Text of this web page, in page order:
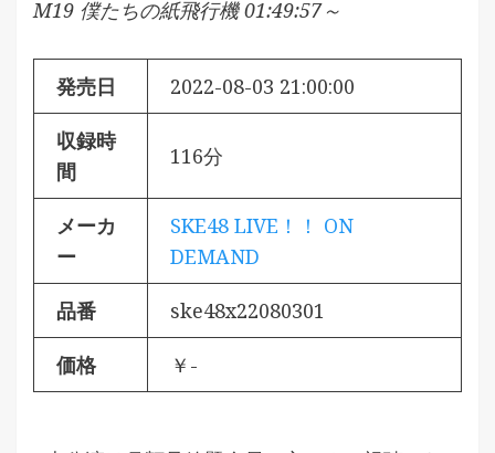
M19 僕たちの紙飛行機 01:49:57～
発売日 2022-08-03 21:00:00
収録時
間
116分
メーカ
ー
SKE48 LIVE！！ ON
DEMAND
品番 ske48x22080301
価格 ￥-